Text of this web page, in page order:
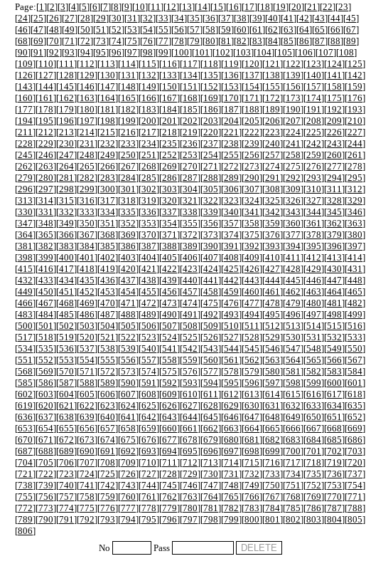
Page:[1 ][2][3][4][5][6][7][8][9][10][11 ][12][13][14][15][16][17][18][19][20][21 ][22][23]
[24][25][26][27][28][29][30][31 ][32][33][34][35][36][37][38][39][40][41 ][42][43][44][45]
[46][47][48][49][50][51 ][52][53][54][55][56][57][58][59][60][61 ][62][63][64][65][66][67]
[68][69][70][71 ][72][73][74][75][76][77][78][79][80][81 ][82][83][84][85][86][87][88][89]
[90][91 ][92][93][94][95][96][97][98][99][100][101 ][102][103][104][105][106][107][108]
[109][110][111 ][112][113][114][115][116][117][118][119][120][121 ][122][123][124][125]
[126][127][128][129][130][131 ][132][133][134][135][136][137][138][139][140][141 ][142]
[143][144][145][146][147][148][149][150][151 ][152][153][154][155][156][157][158][159]
[160][161 ][162][163][164][165][166][167][168][169][170][171 ][172][173][174][175][176]
[177][178][179][180][181 ][182][183][184][185][186][187][188][189][190][191 ][192][193]
[194][195][196][197][198][199][200][201 ][202][203][204][205][206][207][208][209][210]
[211 ][212][213][214][215][216][217][218][219][220][221 ][222][223][224][225][226][227]
[228][229][230][231 ][232][233][234][235][236][237][238][239][240][241 ][242][243][244]
[245][246][247][248][249][250][251 ][252][253][254][255][256][257][258][259][260][261 ]
[262][263][264][265][266][267][268][269][270][271 ][272][273][274][275][276][277][278]
[279][280][281 ][282][283][284][285][286][287][288][289][290][291 ][292][293][294][295]
[296][297][298][299][300][301 ][302][303][304][305][306][307][308][309][310][311 ][312]
[313][314][315][316][317][318][319][320][321 ][322][323][324][325][326][327][328][329]
[330][331 ][332][333][334][335][336][337][338][339][340][341 ][342][343][344][345][346]
[347][348][349][350][351 ][352][353][354][355][356][357][358][359][360][361 ][362][363]
[364][365][366][367][368][369][370][371 ][372][373][374][375][376][377][378][379][380]
[381 ][382][383][384][385][386][387][388][389][390][391 ][392][393][394][395][396][397]
[398][399][400][401 ][402][403][404][405][406][407][408][409][410][411 ][412][413][414]
[415][416][417][418][419][420][421 ][422][423][424][425][426][427][428][429][430][431 ]
[432][433][434][435][436][437][438][439][440][441 ][442][443][444][445][446][447][448]
[449][450][451 ][452][453][454][455][456][457][458][459][460][461 ][462][463][464][465]
[466][467][468][469][470][471 ][472][473][474][475][476][477][478][479][480][481 ][482]
[483][484][485][486][487][488][489][490][491 ][492][493][494][495][496][497][498][499]
[500][501 ][502][503][504][505][506][507][508][509][510][511 ][512][513][514][515][516]
[517][518][519][520][521 ][522][523][524][525][526][527][528][529][530][531 ][532][533]
[534][535][536][537][538][539][540][541 ][542][543][544][545][546][547][548][549][550]
[551 ][552][553][554][555][556][557][558][559][560][561 ][562][563][564][565][566][567]
[568][569][570][571 ][572][573][574][575][576][577][578][579][580][581 ][582][583][584]
[585][586][587][588][589][590][591 ][592][593][594][595][596][597][598][599][600][601 ]
[602][603][604][605][606][607][608][609][610][611 ][612][613][614][615][616][617][618]
[619][620][621 ][622][623][624][625][626][627][628][629][630][631 ][632][633][634][635]
[636][637][638][639][640][641 ][642][643][644][645][646][647][648][649][650][651 ][652]
[653][654][655][656][657][658][659][660][661 ][662][663][664][665][666][667][668][669]
[670][671 ][672][673][674][675][676][677][678][679][680][681 ][682][683][684][685][686]
[687][688][689][690][691 ][692][693][694][695][696][697][698][699][700][701 ][702][703]
[704][705][706][707][708][709][710][711 ][712][713][714][715][716][717][718][719][720]
[721 ][722][723][724][725][726][727][728][729][730][731 ][732][733][734][735][736][737]
[738][739][740][741 ][742][743][744][745][746][747][748][749][750][751 ][752][753][754]
[755][756][757][758][759][760][761 ][762][763][764][765][766][767][768][769][770][771 ]
[772][773][774][775][776][777][778][779][780][781 ][782][783][784][785][786][787][788]
[789][790][791 ][792][793][794][795][796][797][798][799][800][801 ][802][803][804][805]
[806]
No
Pass